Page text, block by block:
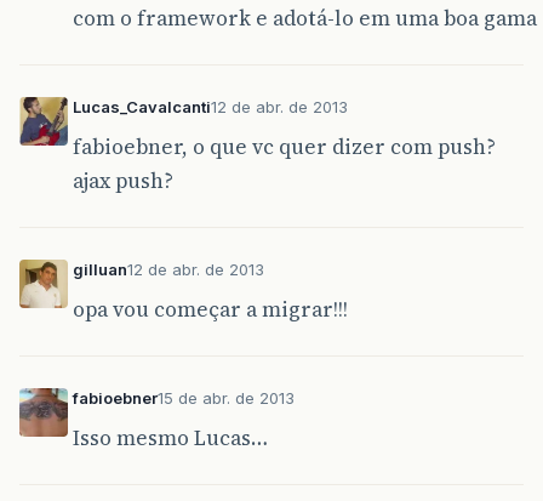
com o framework e adotá-lo em uma boa gama
Lucas_Cavalcanti12 de abr. de 2013
fabioebner, o que vc quer dizer com push?
ajax push?
gilluan12 de abr. de 2013
opa vou começar a migrar!!!
fabioebner15 de abr. de 2013
Isso mesmo Lucas…